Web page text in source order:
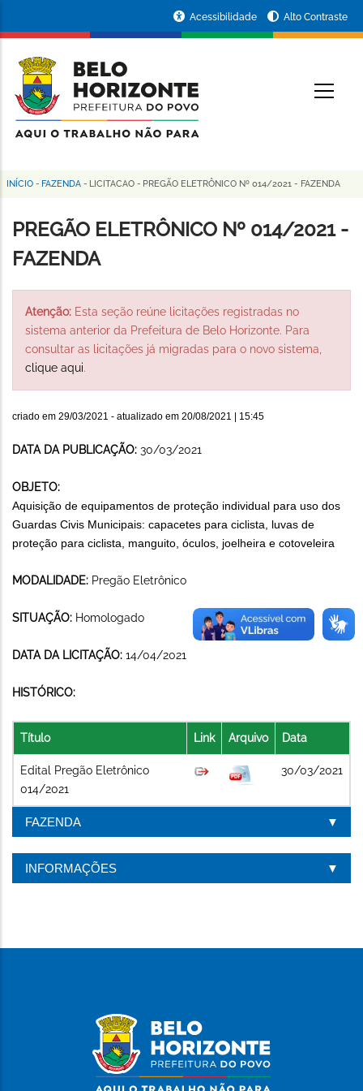
conteúdo
principal
da
Prefeitura
de
Horizonte
Acessibilidade Alto Contraste
Trilha
de
navegação
INÍCIO - FAZENDA - LICITACAO - PREGÃO ELETRÔNICO Nº 014/2021 - FAZENDA
PREGÃO ELETRÔNICO Nº 014/2021 -
FAZENDA
Atenção: Esta seção reúne licitações registradas no
sistema anterior da Prefeitura de Belo Horizonte. Para
consultar as licitações já migradas para o novo sistema,
clique aqui.
criado em 29/03/2021 - atualizado em 20/08/2021 | 15:45
DATA DA PUBLICAÇÃO: 30/03/2021
OBJETO:
Aquisição de equipamentos de proteção individual para uso dos
Guardas Civis Municipais: capacetes para ciclista, luvas de
proteção para ciclista, manguito, óculos, joelheira e cotoveleira
MODALIDADE: Pregão Eletrônico
SITUAÇÃO: Homologado
DATA DA LICITAÇÃO: 14/04/2021
HISTÓRICO:
Título Link Arquivo Data
Edital Pregão Eletrônico
014/2021
30/03/2021
FAZENDA
INFORMAÇÕES